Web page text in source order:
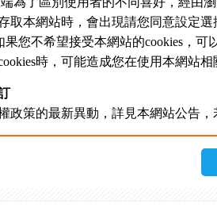
取本網站時，會出現請您同意設定
果您不希望接受本網站的cookies，
時，可能造成您在使用本網站
政策的最新異動，詳見本網站公告